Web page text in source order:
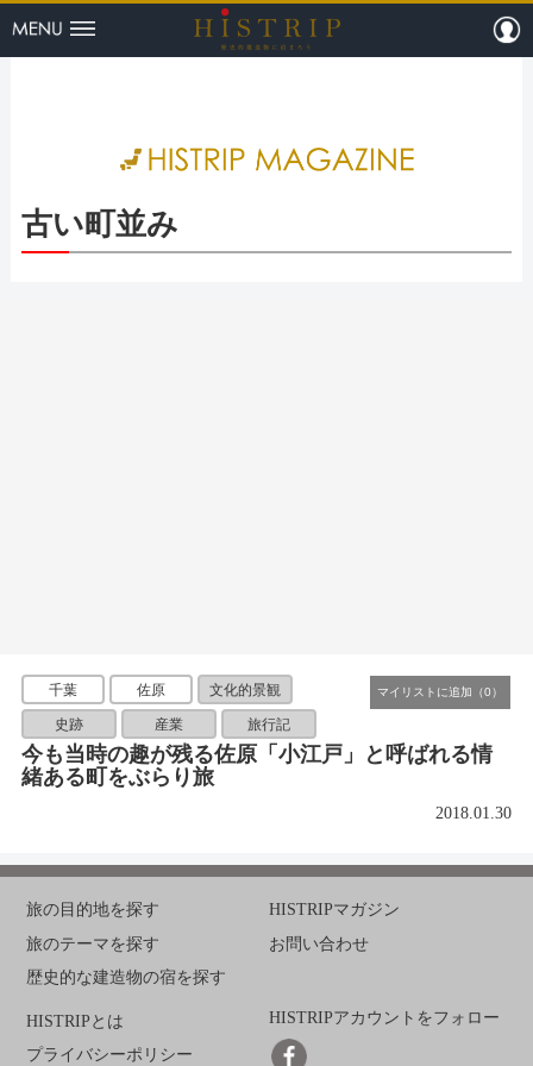
HISTRIP（
古い町並み
千葉 佐原 文化的景観
史跡 産業 旅行記
今も当時の趣が残る佐原「小江戸」と呼ばれる情
緒ある町をぶらり旅
2018.01.30
旅の目的地を探す
旅のテーマを探す
歴史的な建造物の宿を探す
HISTRIPマガジン
お問い合わせ
HISTRIPとは
プライバシーポリシー
HISTRIPアカウントをフォロー